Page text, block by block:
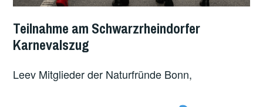
Teilnahme am Schwarzrheindorfer
Karnevalszug
Leev Mitglieder der Naturfründe Bonn,